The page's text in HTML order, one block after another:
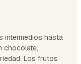
intermedios hasta
chocolate,
Los frutos